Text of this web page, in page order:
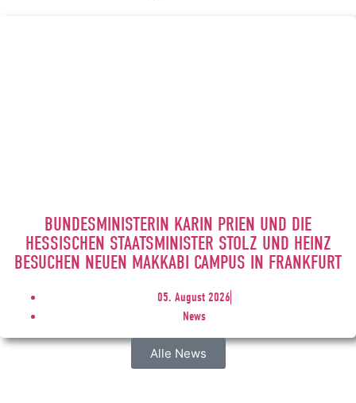
BUNDESMINISTERIN KARIN PRIEN UND DIE
HESSISCHEN STAATSMINISTER STOLZ UND HEINZ
BESUCHEN NEUEN MAKKABI CAMPUS IN FRANKFURT
05. August 2026
News
Alle News